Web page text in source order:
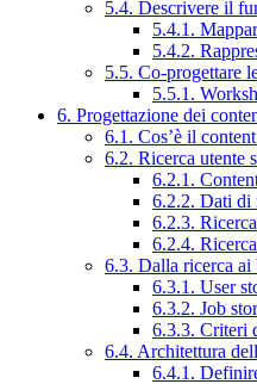
5.4. Descrivere il
5.4.1.
5.4.2.
5.5. Co-progettare
5.5.1.
6. Progettazione dei
6.1. Cos’è il
6.2. Ricerca utente
6.2.1.
6.2.2. Dati di
6.2.3.
6.2.4.
6.3. Dalla ricerca
6.3.1. User
6.3.2. Job
6.3.3. Criteri
6.4. Architettura
6.4.1.